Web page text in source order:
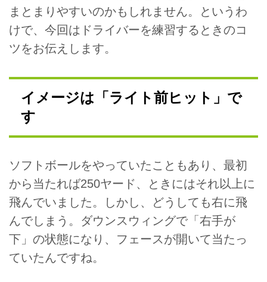
まとまりやすいのかもしれません。というわ
けで、今回はドライバーを練習するときのコ
ツをお伝えします。
イメージは「ライト前ヒット」で
す
ソフトボールをやっていたこともあり、最初
から当たれば250ヤード、ときにはそれ以上に
飛んでいました。しかし、どうしても右に飛
んでしまう。ダウンスウィングで「右手が
下」の状態になり、フェースが開いて当たっ
ていたんですね。